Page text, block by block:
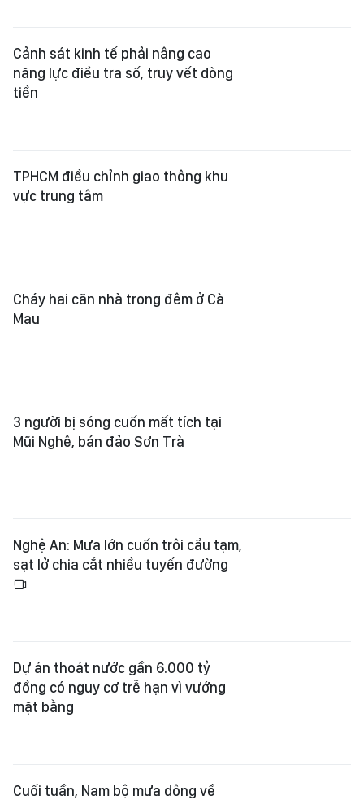
Cảnh sát kinh tế phải nâng cao
năng lực điều tra số, truy vết dòng
tiền
TPHCM điều chỉnh giao thông khu
vực trung tâm
Cháy hai căn nhà trong đêm ở Cà
Mau
3 người bị sóng cuốn mất tích tại
Mũi Nghê, bán đảo Sơn Trà
Nghệ An: Mưa lớn cuốn trôi cầu tạm,
sạt lở chia cắt nhiều tuyến đường
Dự án thoát nước gần 6.000 tỷ
đồng có nguy cơ trễ hạn vì vướng
mặt bằng
Cuối tuần, Nam bộ mưa dông về